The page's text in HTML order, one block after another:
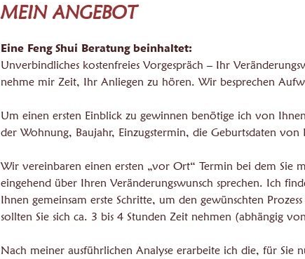
MEIN ANGEBOT
Eine Feng Shui Beratung beinhaltet:
Unverbindliches kostenfreies Vorgespräch – Ihr
nehme mir Zeit, Ihr Anliegen zu hören. Wir besprechen
Um einen ersten Einblick zu gewinnen benötige ich von
der Wohnung, Baujahr, Einzugstermin, die Geburtsdaten
Wir vereinbaren einen ersten „vor Ort“ Termin bei dem Sie
eingehend über Ihren Veränderungswunsch sprechen. Ich
Ihnen gemeinsam erste Schritte, um den gewünschten
sollten Sie sich ca. 3 bis 4 Stunden Zeit nehmen (abhängig
Nach meiner ausführlichen Analyse erarbeite ich die, für Sie